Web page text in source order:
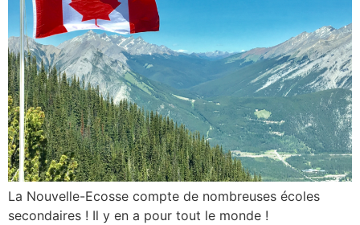
La Nouvelle-Ecosse compte de nombreuses écoles
secondaires ! Il y en a pour tout le monde !